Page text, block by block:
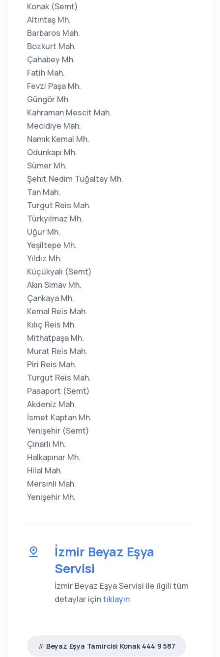
Konak (Semt)
Altıntaş Mh.
Barbaros Mah.
Bozkurt Mah.
Çahabey Mh.
Fatih Mah.
Fevzi Paşa Mh.
Güngör Mh.
Kahraman Mescit Mah.
Mecidiye Mah.
Namık Kemal Mh.
Odunkapı Mh.
Sümer Mh.
Şehit Nedim Tuğaltay Mh.
Tan Mah.
Turgut Reis Mah.
Türkyılmaz Mh.
Uğur Mh.
Yeşiltepe Mh.
Yıldız Mh.
Küçükyalı (Semt)
Akın Simav Mh.
Çankaya Mh.
Kemal Reis Mah.
Kılıç Reis Mh.
Mithatpaşa Mh.
Murat Reis Mah.
Piri Reis Mah.
Turgut Reis Mah.
Pasaport (Semt)
Akdeniz Mah.
İsmet Kaptan Mh.
Yenişehir (Semt)
Çınarlı Mh.
Halkapınar Mh.
Hilal Mah.
Mersinli Mah.
Yenişehir Mh.
İzmir Beyaz Eşya
Servisi
İzmir Beyaz Eşya Servisi ile ilgili tüm
detaylar içintıklayın
Beyaz Eşya Tamircisi Konak 444 9 587